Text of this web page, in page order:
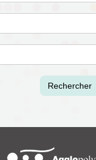
Rechercher